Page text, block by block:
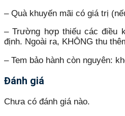
– Quà khuyến mãi có giá trị
– Trường hợp thiếu các điều
định. Ngoài ra, KHÔNG thu
– Tem bảo hành còn nguyên:
Đánh giá
Chưa có đánh giá nào.